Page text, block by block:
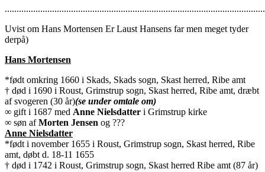
Uvist om Hans Mortensen Er Laust Hansens far men meget tyder
derpå)
Hans Mortensen
*født omkring 1660 i Skads, Skads sogn, Skast herred, Ribe amt
† død i 1690 i Roust, Grimstrup sogn, Skast herred, Ribe amt, dræbt
af svogeren (30 år)(se under omtale om)
∞ gift i 1687 med Anne Nielsdatter i Grimstrup kirke
∞ søn afMorten Jensen og ???
Anne Nielsdatter
*født i november 1655 i Roust, Grimstrup sogn, Skast herred, Ribe
amt, døbt d. 18-11 1655
† død i 1742 i Roust, Grimstrup sogn, Skast herred Ribe amt (87 år)